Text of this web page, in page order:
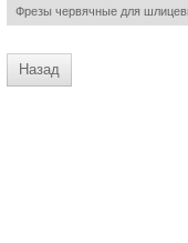
Фрезы червячные для
Назад